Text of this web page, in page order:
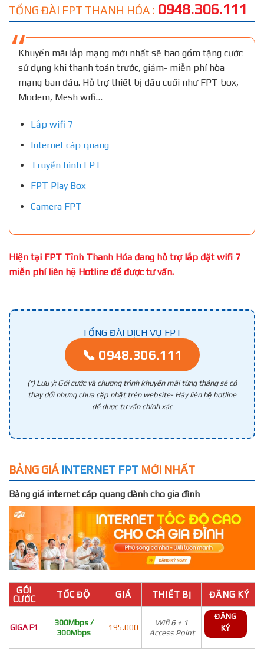
TỔNG ĐÀI FPT THANH HÓA : 0948.306.111
Khuyến mãi lắp mạng mới nhất sẽ bao gồm tặng cước
sử dụng khi thanh toán trước, giảm- miễn phí hòa
mạng ban đầu. Hỗ trợ thiết bị đầu cuối như FPT box,
Modem, Mesh wifi…
Lắp wifi 7
Internet cáp quang
Truyền hình FPT
FPT Play Box
Camera FPT
Hiện tại FPT Tỉnh Thanh Hóa đang hỗ trợ lắp đặt wifi 7
miễn phí liên hệ Hotline để được tư vấn.
TỔNG ĐÀI DỊCH VỤ FPT
📞 0948.306.111
(*) Lưu ý: Gói cước và chương trình khuyến mãi từng tháng sẽ có
thay đổi nhưng chưa cập nhật trên website- Hãy liên hệ hotline
để được tư vấn chính xác
BẢNG GIÁ INTERNET FPT MỚI NHẤT
Bảng giá internet cáp quang dành cho gia đình
GÓI
CƯỚC
TỐC ĐỘ GIÁ THIẾT BỊ ĐĂNG KÝ
GIGA F1
300Mbps /
300Mbps
195.000
Wifi 6 + 1
Access Point
ĐĂNG
KÝ